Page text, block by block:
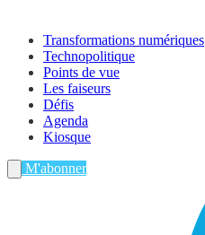
Transformations numériques
Technopolitique
Points de vue
Les faiseurs
Défis
Agenda
Kiosque
M'abonner